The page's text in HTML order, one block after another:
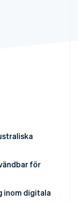
för
av verklig
inom digitala